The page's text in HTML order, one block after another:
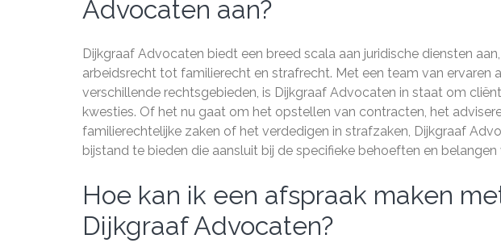
Advocaten aan?
Dijkgraaf Advocaten biedt een breed scala aan juridische diensten
arbeidsrecht tot familierecht en strafrecht. Met een team van ervaren
verschillende rechtsgebieden, is Dijkgraaf Advocaten in staat om
kwesties. Of het nu gaat om het opstellen van contracten, het
familierechtelijke zaken of het verdedigen in strafzaken, Dijkgraaf
bijstand te bieden die aansluit bij de specifieke behoeften en belangen
Hoe kan ik een afspraak maken
Dijkgraaf Advocaten?